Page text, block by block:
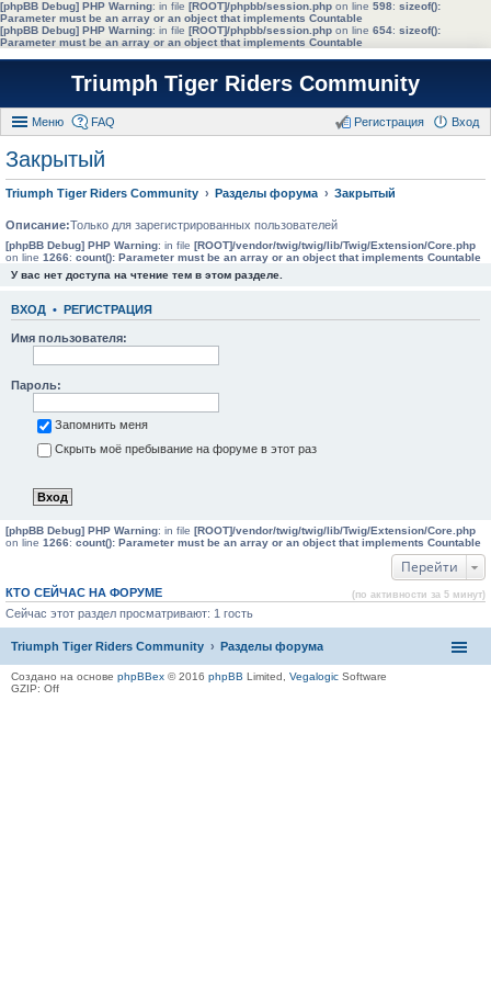
[phpBB Debug] PHP Warning: in file [ROOT]/phpbb/session.php on line 598: sizeof():
Parameter must be an array or an object that implements Countable
[phpBB Debug] PHP Warning: in file [ROOT]/phpbb/session.php on line 654: sizeof():
Parameter must be an array or an object that implements Countable
Triumph Tiger Riders Community
Меню FAQ Вход
Регистрация
Закрытый
Triumph Tiger Riders Community Разделы форума Закрытый
Описание:Только для зарегистрированных пользователей
[phpBB Debug] PHP Warning: in file [ROOT]/vendor/twig/twig/lib/Twig/Extension/Core.php
on line 1266: count(): Parameter must be an array or an object that implements Countable
У вас нет доступа на чтение тем в этом разделе.
ВХОД • РЕГИСТРАЦИЯ
Имя пользователя:
Пароль:
Запомнить меня
Скрыть моё пребывание на форуме в этот раз
[phpBB Debug] PHP Warning: in file [ROOT]/vendor/twig/twig/lib/Twig/Extension/Core.php
on line 1266: count(): Parameter must be an array or an object that implements Countable
Перейти
КТО СЕЙЧАС НА ФОРУМЕ (по активности за 5 минут)
Сейчас этот раздел просматривают: 1 гость
Triumph Tiger Riders Community Разделы форума
Создано на основе phpBBex © 2016 phpBB Limited, Vegalogic Software
GZIP: Off